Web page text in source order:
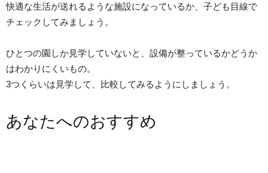
快適な生活が送れるような施設になっているか、子ども目線で
チェックしてみましょう。
ひとつの園しか見学していないと、設備が整っているかどうか
はわかりにくいもの。
3つくらいは見学して、比較してみるようにしましょう。
あなたへのおすすめ